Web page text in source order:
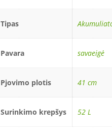
Tipas
Pavara savaeigė
Pjovimo plotis 41 cm
Surinkimo krepšys 52 L